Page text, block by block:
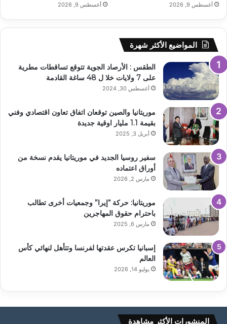
أغسطس 9, 2026 أغسطس 9, 2026
المواضيع الأكثر شهرة
الطقس : الأرصاد الجوية تتوقع تساقطات مطرية
على 7 ولايات خلا ل 48 ساغة القادمة
أغسطس 30, 2024
موريتانيا والصين توقعان اتفاق تعاون اقتصادي وفني
بقيمة 1.1 مليار اوقية جديدة
أبريل 3, 2025
سفير روسيا الجديد في موريتانيا يقدم نسخة من
أوراق اعتماده
مارس 2, 2026
موريتانيا: حركة “إيرا” وجمعيات أخرى تطالب
باحترام حقوق المهاجرين
مارس 6, 2025
إسبانيا تكرس عقدتها لفرنسا وتتأهل لنهائي كأس
العالم
يوليو 14, 2026
المنشورات الأكثر مشاهدة